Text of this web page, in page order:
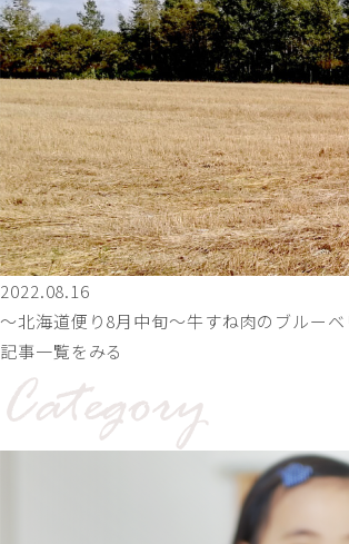
2022.08.16
〜北海道便り8月中旬～牛すね肉のブルー
記事一覧をみる